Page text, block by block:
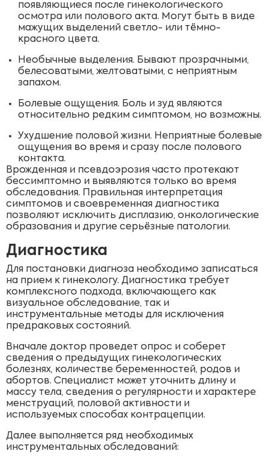
появляющиеся после гинекологического
осмотра или полового акта. Могут быть в виде
мажущих выделений светло- или тёмно-
красного цвета.
Необычные выделения. Бывают прозрачными,
белесоватыми, желтоватыми, с неприятным
запахом.
Болевые ощущения. Боль и зуд являются
относительно редким симптомом, но возможны.
Ухудшение половой жизни. Неприятные болевые
ощущения во время и сразу после полового
контакта.
Врожденная и псевдоэрозия часто протекают
бессимптомно и выявляются только во время
обследования. Правильная интерпретация
симптомов и своевременная диагностика
позволяют исключить дисплазию, онкологические
образования и другие серьёзные патологии.
Диагностика
Для постановки диагноза необходимо записаться
на прием к гинекологу. Диагностика требует
комплексного подхода, включающего как
визуальное обследование, так и
инструментальные методы для исключения
предраковых состояний.
Вначале доктор проведет опрос и соберет
сведения о предыдущих гинекологических
болезнях, количестве беременностей, родов и
абортов. Специалист может уточнить длину и
массу тела, сведения о регулярности и характере
менструаций, половой активности и
используемых способах контрацепции.
Далее выполняется ряд необходимых
инструментальных обследований: